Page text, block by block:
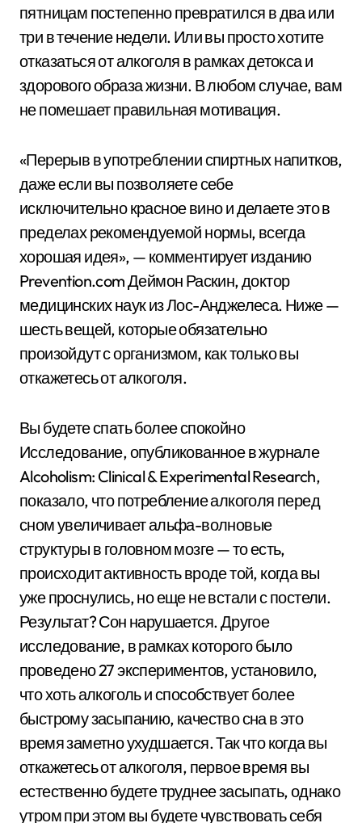
пятницам постепенно превратился в два или
три в течение недели. Или вы просто хотите
отказаться от алкоголя в рамках детокса и
здорового образа жизни. В любом случае, вам
не помешает правильная мотивация.
«Перерыв в употреблении спиртных напитков,
даже если вы позволяете себе
исключительно красное вино и делаете это в
пределах рекомендуемой нормы, всегда
хорошая идея», — комментирует изданию
Prevention.com Деймон Раскин, доктор
медицинских наук из Лос-Анджелеса. Ниже —
шесть вещей, которые обязательно
произойдут с организмом, как только вы
откажетесь от алкоголя.
Вы будете спать более спокойно
Исследование, опубликованное в журнале
Alcoholism: Clinical & Experimental Research,
показало, что потребление алкоголя перед
сном увеличивает альфа-волновые
структуры в головном мозге — то есть,
происходит активность вроде той, когда вы
уже проснулись, но еще не встали с постели.
Результат? Сон нарушается. Другое
исследование, в рамках которого было
проведено 27 экспериментов, установило,
что хоть алкоголь и способствует более
быстрому засыпанию, качество сна в это
время заметно ухудшается. Так что когда вы
откажетесь от алкоголя, первое время вы
естественно будете труднее засыпать, однако
утром при этом вы будете чувствовать себя